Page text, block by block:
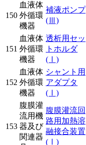
150
血液体
外循環
機器
補液ポンプ
(Ⅲ)
151
血液体
外循環
機器
透析用セッ
トホルダ
(Ⅰ)
152
血液体
外循環
機器
シャント用
アダプタ
(Ⅰ)
153
腹膜灌
流用機
器及び
関連器
腹膜灌流回
路用加熱溶
融接合装置
(Ⅰ)